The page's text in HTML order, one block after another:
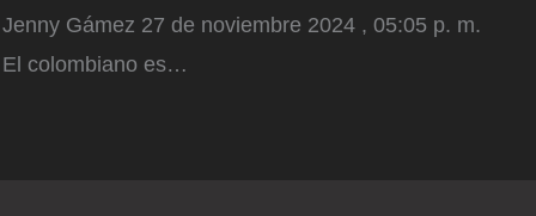
Jenny Gámez 27 de noviembre 2024 , 05:05 p. m.
El colombiano es…